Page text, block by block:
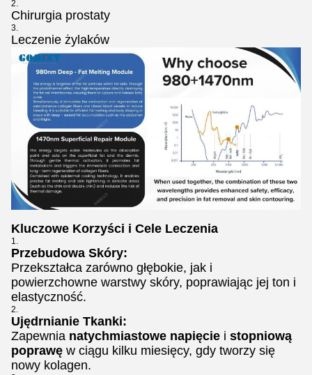
Chirurgia prostaty
Leczenie żylaków
Kluczowe Korzyści i Cele Leczenia
Przebudowa Skóry:
Przekształca zarówno głębokie, jak i
powierzchowne warstwy skóry, poprawiając jej ton i
elastyczność.
Ujędrnianie Tkanki:
Zapewnia natychmiastowe napięcie i stopniową
poprawę w ciągu kilku miesięcy, gdy tworzy się
nowy kolagen.